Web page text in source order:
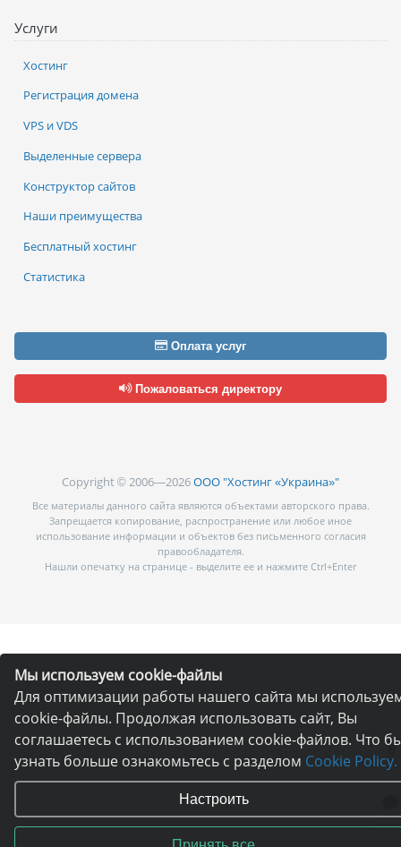
Мы используем cookie-файлы
Для оптимизации работы нашего сайта мы
cookie-файлы. Продолжая использовать сайт, Вы
соглашаетесь с использованием cookie-файлов. Что
узнать больше ознакомьтесь с разделом Cookie Policy.
Настроить
Услуги
Хостинг
Регистрация домена
VPS и VDS
Выделенные сервера
Конструктор сайтов
Наши преимущества
Бесплатный хостинг
Статистика
Оплата услуг
Пожаловаться директору
Copyright © 2006—2026ООО "Хостинг «Украина»"
Все материалы данного сайта являются объектами авторского права.
Запрещается копирование, распространение или любое иное
использование информации и объектов без письменного согласия
правообладателя.
Нашли опечатку на странице - выделите ее и нажмите Ctrl+Enter